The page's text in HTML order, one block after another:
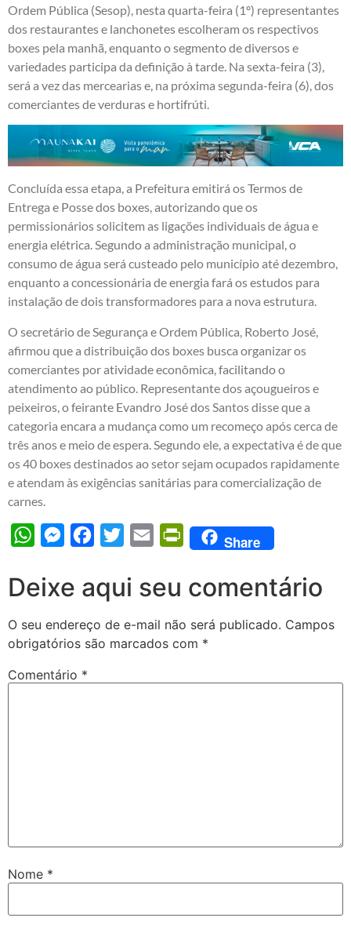
Ordem Pública (Sesop), nesta quarta-feira (1º) representantes
dos restaurantes e lanchonetes escolheram os respectivos
boxes pela manhã, enquanto o segmento de diversos e
variedades participa da definição à tarde. Na sexta-feira (3),
será a vez das mercearias e, na próxima segunda-feira (6), dos
comerciantes de verduras e hortifrúti.
Concluída essa etapa, a Prefeitura emitirá os Termos de
Entrega e Posse dos boxes, autorizando que os
permissionários solicitem as ligações individuais de água e
energia elétrica. Segundo a administração municipal, o
consumo de água será custeado pelo município até dezembro,
enquanto a concessionária de energia fará os estudos para
instalação de dois transformadores para a nova estrutura.
O secretário de Segurança e Ordem Pública, Roberto José,
afirmou que a distribuição dos boxes busca organizar os
comerciantes por atividade econômica, facilitando o
atendimento ao público. Representante dos açougueiros e
peixeiros, o feirante Evandro José dos Santos disse que a
categoria encara a mudança como um recomeço após cerca de
três anos e meio de espera. Segundo ele, a expectativa é de que
os 40 boxes destinados ao setor sejam ocupados rapidamente
e atendam às exigências sanitárias para comercialização de
carnes.
WhatsAppMessengerFacebook
Twitter Email PrintFriendly
Share
Deixe aqui seu comentário
O seu endereço de e-mail não será publicado. Campos
obrigatórios são marcados com *
Comentário *
Nome *